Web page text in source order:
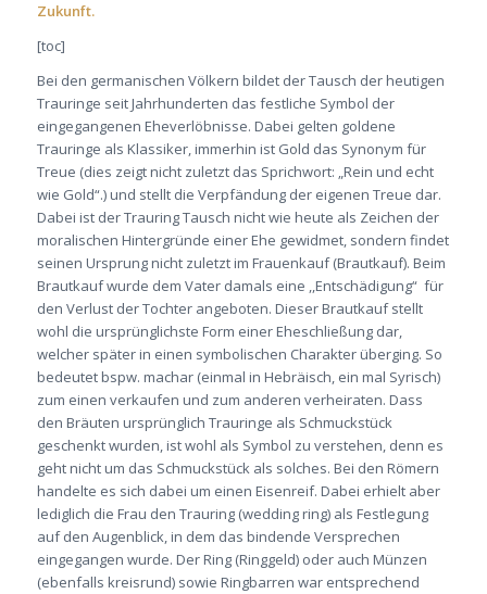
Zukunft.
[toc]
Bei den germanischen Völkern bildet der Tausch der heutigen
Trauringe seit Jahrhunderten das festliche Symbol der
eingegangenen Eheverlöbnisse. Dabei gelten goldene
Trauringe als Klassiker, immerhin ist Gold das Synonym für
Treue (dies zeigt nicht zuletzt das Sprichwort: „Rein und echt
wie Gold“.) und stellt die Verpfändung der eigenen Treue dar.
Dabei ist der Trauring Tausch nicht wie heute als Zeichen der
moralischen Hintergründe einer Ehe gewidmet, sondern findet
seinen Ursprung nicht zuletzt im Frauenkauf (Brautkauf). Beim
Brautkauf wurde dem Vater damals eine ,,Entschädigung“ für
den Verlust der Tochter angeboten. Dieser Brautkauf stellt
wohl die ursprünglichste Form einer Eheschließung dar,
welcher später in einen symbolischen Charakter überging. So
bedeutet bspw. machar (einmal in Hebräisch, ein mal Syrisch)
zum einen verkaufen und zum anderen verheiraten. Dass
den Bräuten ursprünglich Trauringe als Schmuckstück
geschenkt wurden, ist wohl als Symbol zu verstehen, denn es
geht nicht um das Schmuckstück als solches. Bei den Römern
handelte es sich dabei um einen Eisenreif. Dabei erhielt aber
lediglich die Frau den Trauring (wedding ring) als Festlegung
auf den Augenblick, in dem das bindende Versprechen
eingegangen wurde. Der Ring (Ringgeld) oder auch Münzen
(ebenfalls kreisrund) sowie Ringbarren war entsprechend